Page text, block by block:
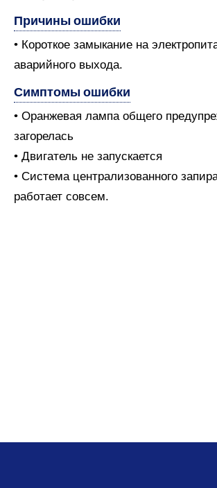
Причины ошибки
• Короткое замыкание на
аварийного выхода.
Симптомы ошибки
• Оранжевая лампа общего
загорелась
• Двигатель не запускается
• Система централизованного
работает совсем.